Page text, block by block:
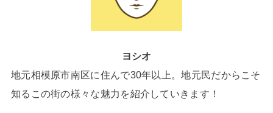
ヨシオ
地元相模原市南区に住んで30年以上。地元民だからこそ
知るこの街の様々な魅力を紹介していきます！